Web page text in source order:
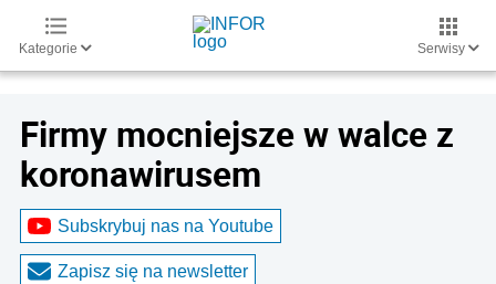
Kategorie Serwisy
Firmy mocniejsze w walce z
koronawirusem
Subskrybuj nas na Youtube
Zapisz się na newsletter